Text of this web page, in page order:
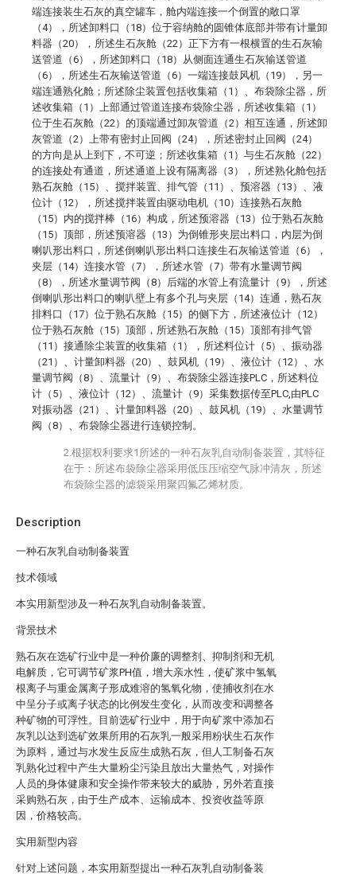
Description
一种石灰乳自动制备装置
技术领域
本实用新型涉及一种石灰乳自动制备装置。
背景技术
熟石灰在选矿行业中是一种价廉的调整剂、抑制剂和无机
电解质，它可调节矿浆PH值，增大亲水性，使矿浆中氢氧
根离子与重金属离子形成难溶的氢氧化物，使捕收剂在水
中呈分子或离子状态的比例发生变化，从而改变和调整各
种矿物的可浮性。目前选矿行业中，用于向矿浆中添加石
灰乳以达到选矿效果所用的石灰乳一般采用粉状生石灰作
为原料，通过与水发生反应生成熟石灰，但人工制备石灰
乳熟化过程中产生大量粉尘污染且放出大量热气，对操作
人员的身体健康和安全操作带来较大的威胁，另外若直接
采购熟石灰，由于生产成本、运输成本、投资收益等原
因，价格较高。
实用新型内容
针对上述问题，本实用新型提出一种石灰乳自动制备装
端连接装生石灰的真空罐车，舱内端连接一个倒置的敞口罩
（4），所述卸料口（18）位于容纳舱的圆锥体底部并带有计量卸
料器（20），所述生石灰舱（22）正下方有一根横置的生石灰输
送管道（6），所述卸料口（18）从侧面连通生石灰输送管道
（6），所述生石灰输送管道（6）一端连接鼓风机（19），另一
端连通熟化舱；所述除尘装置包括收集箱（1）、布袋除尘器，所
述收集箱（1）上部通过管道连接布袋除尘器，所述收集箱（1）
位于生石灰舱（22）的顶端通过卸灰管道（2）相互连通，所述卸
灰管道（2）上带有密封止回阀（24），所述密封止回阀（24）
的方向是从上到下，不可逆；所述收集箱（1）与生石灰舱（22）
的连接处有通道，所述通道上设有隔离器（3），所述熟化舱包括
熟石灰舱（15）、搅拌装置、排气管（11）、预溶器（13）、液
位计（12），所述搅拌装置由驱动电机（10）连接熟石灰舱
（15）内的搅拌棒（16）构成，所述预溶器（13）位于熟石灰舱
（15）顶部，所述预溶器（13）为倒锥形夹层出料口，内层为倒
喇叭形出料口，所述倒喇叭形出料口连接生石灰输送管道（6），
夹层（14）连接水管（7），所述水管（7）带有水量调节阀
（8），所述水量调节阀（8）后端的水管上有流量计（9），所述
倒喇叭形出料口的喇叭壁上有多个孔与夹层（14）连通，熟石灰
排料口（17）位于熟石灰舱（15）的侧下方，所述液位计（12）
位于熟石灰舱（15）顶部，所述熟石灰舱（15）顶部有排气管
（11）接通除尘装置的收集箱（1），所述料位计（5）、振动器
（21）、计量卸料器（20）、鼓风机（19）、液位计（12）、水
量调节阀（8）、流量计（9）、布袋除尘器连接PLC，所述料位
计（5）、液位计（12）、流量计（9）采集数据传至PLC,由PLC
对振动器（21）、计量卸料器（20）、鼓风机（19）、水量调节
阀（8）、布袋除尘器进行连锁控制。
2.根据权利要求1所述的一种石灰乳自动制备装置，其特征
在于：所述布袋除尘器采用低压压缩空气脉冲清灰，所述
布袋除尘器的滤袋采用聚四氟乙烯材质。